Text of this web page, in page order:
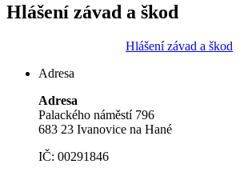
Hlášení závad a škod
Hlášení závad a škod
Adresa
Adresa
Palackého náměstí 796
683 23 Ivanovice na Hané
IČ: 00291846